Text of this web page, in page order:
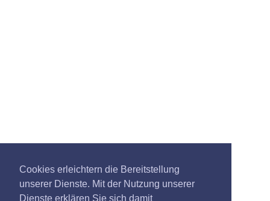
Cookies erleichtern die Bereitstellung
unserer Dienste. Mit der Nutzung unserer
Dienste erklären Sie sich damit